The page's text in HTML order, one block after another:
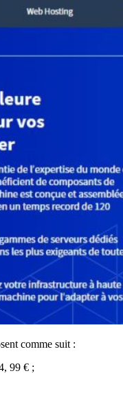
comme suit :
99 € ;